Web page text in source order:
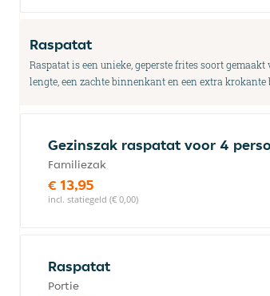
Raspatat
Raspatat is een unieke, geperste frites soort
lengte, een zachte binnenkant en een extra krokante
Gezinszak raspatat voor 4
Familiezak
€ 13,95
incl. statiegeld (€ 0,00)
Raspatat
Portie